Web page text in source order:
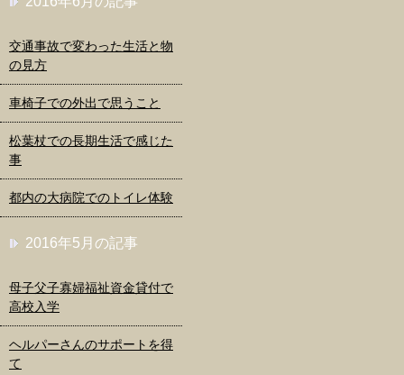
交通事故で変わった生活と物
の見方
車椅子での外出で思うこと
松葉杖での長期生活で感じた
事
都内の大病院でのトイレ体験
2016年5月の記事
母子父子寡婦福祉資金貸付で
高校入学
ヘルパーさんのサポートを得
て